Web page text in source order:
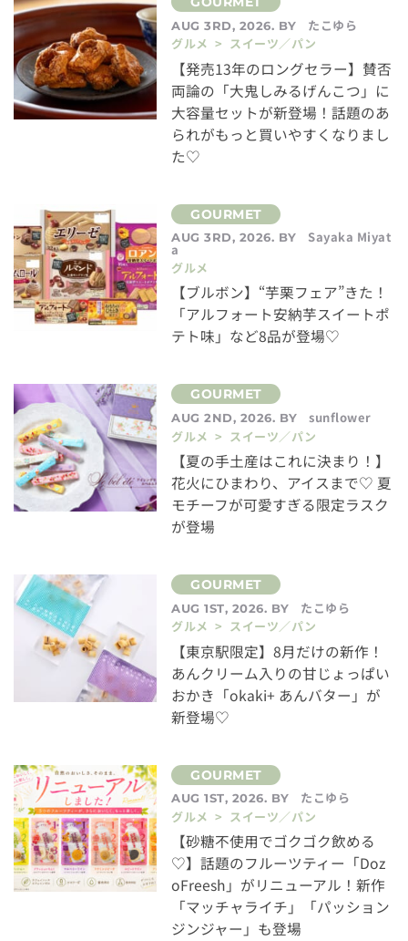
AUG 3RD, 2026. BY
たこゆら
グルメ > スイーツ／パン
【発売13年のロングセラー】賛否
両論の「大鬼しみるげんこつ」に
大容量セットが新登場！話題のあ
られがもっと買いやすくなりまし
た♡
AUG 3RD, 2026. BY Sayaka Miyat
a
グルメ
【ブルボン】“芋栗フェア”きた！
「アルフォート安納芋スイートポ
テト味」など8品が登場♡
AUG 2ND, 2026. BY
sunflower
グルメ > スイーツ／パン
【夏の手土産はこれに決まり！】
花火にひまわり、アイスまで♡ 夏
モチーフが可愛すぎる限定ラスク
が登場
AUG 1ST, 2026. BY
たこゆら
グルメ > スイーツ／パン
【東京駅限定】8月だけの新作！
あんクリーム入りの甘じょっぱい
おかき「okaki+ あんバター」が
新登場♡
AUG 1ST, 2026. BY
たこゆら
グルメ > スイーツ／パン
【砂糖不使用でゴクゴク飲める
♡】話題のフルーツティー「Doz
oFreesh」がリニューアル！新作
「マッチャライチ」「パッション
ジンジャー」も登場